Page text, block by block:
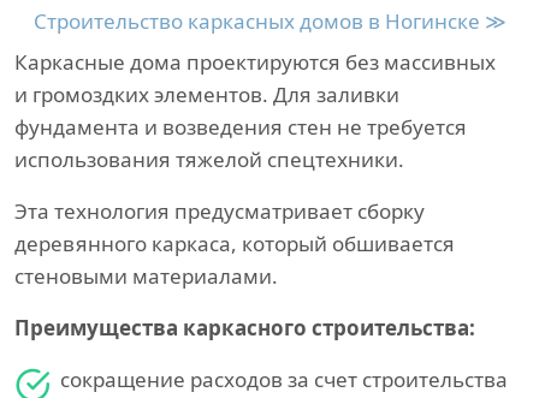
Строительство каркасных домов в Ногинске ≫
Каркасные дома проектируются без массивных
и громоздких элементов. Для заливки
фундамента и возведения стен не требуется
использования тяжелой спецтехники.
Эта технология предусматривает сборку
деревянного каркаса, который обшивается
стеновыми материалами.
Преимущества каркасного строительства:
сокращение расходов за счет строительства